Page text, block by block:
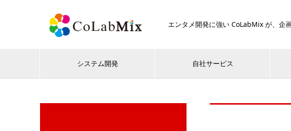
エンタメ開発に強い CoLabMix が、企
システム開発 自社サービス